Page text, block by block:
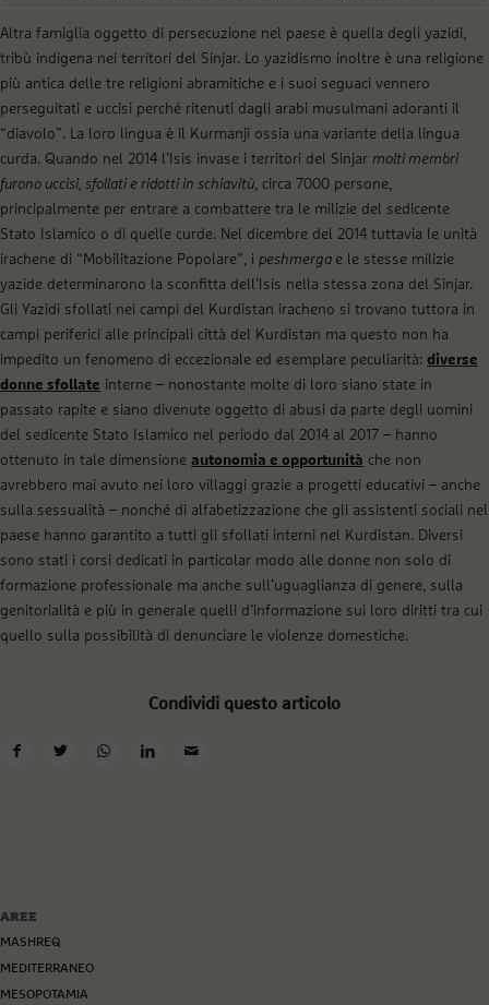
Altra famiglia oggetto di persecuzione nel paese è quella degli yazidi,
tribù indigena nei territori del Sinjar. Lo yazidismo inoltre è una religione
più antica delle tre religioni abramitiche e i suoi seguaci vennero
perseguitati e uccisi perché ritenuti dagli arabi musulmani adoranti il
“diavolo”. La loro lingua è il Kurmanji ossia una variante della lingua
curda. Quando nel 2014 l’Isis invase i territori del Sinjar molti membri
furono uccisi, sfollati e ridotti in schiavitù, circa 7000 persone,
principalmente per entrare a combattere tra le milizie del sedicente
Stato Islamico o di quelle curde. Nel dicembre del 2014 tuttavia le unità
irachene di “Mobilitazione Popolare”, i peshmerga e le stesse milizie
yazide determinarono la sconfitta dell’Isis nella stessa zona del Sinjar.
Gli Yazidi sfollati nei campi del Kurdistan iracheno si trovano tuttora in
campi periferici alle principali città del Kurdistan ma questo non ha
impedito un fenomeno di eccezionale ed esemplare peculiarità: diverse
donne sfollate interne – nonostante molte di loro siano state in
passato rapite e siano divenute oggetto di abusi da parte degli uomini
del sedicente Stato Islamico nel periodo dal 2014 al 2017 – hanno
ottenuto in tale dimensione autonomia e opportunità che non
avrebbero mai avuto nei loro villaggi grazie a progetti educativi – anche
sulla sessualità – nonché di alfabetizzazione che gli assistenti sociali nel
paese hanno garantito a tutti gli sfollati interni nel Kurdistan. Diversi
sono stati i corsi dedicati in particolar modo alle donne non solo di
formazione professionale ma anche sull’uguaglianza di genere, sulla
genitorialità e più in generale quelli d’informazione sui loro diritti tra cui
quello sulla possibilità di denunciare le violenze domestiche.
Condividi questo articolo
AREE
MASHREQ
MEDITERRANEO
MESOPOTAMIA